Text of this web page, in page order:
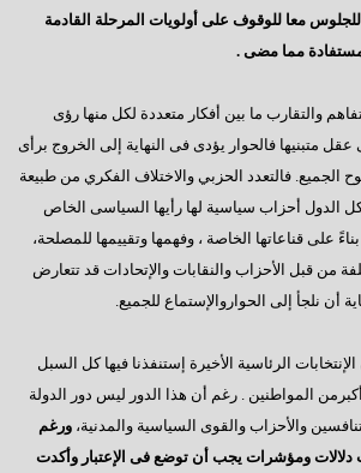
هشاشة كيانات عربية كبرى
عجائب وغرائب البرلمان
النواب
للجلوس معا للوقوف على أولويات المرحلة القادمة
مما مضى .
والتقارب ما بين أفكار متعددة لكل منها رؤى
عقل متبنيها فالحوار يؤدى فى النهاية إلى الخروج برأى
فالتعدد الحزبي والاختلاف الفكري من طبيعة
الدول أحزاب سياسية لها رأيها السياسى الخاص
على قناعاتها الخاصة ، وفهمها وتقييمها للمصلحة،
من قبل الأحزاب والنقابات والإتحادات قد تتعارض
أن نلجأ إلى الحواروالإستماع للجميع.
الرئاسية الأخيرة إستنفذنا فيها كل السبل
المواطنين . رغم أن هذا الدور ليس دور الدولة
والأحزاب والقوى السياسية والمدنية، ورغم
دلالات ومؤشرات يجب أن توضع فى الإعتبار وأكدت